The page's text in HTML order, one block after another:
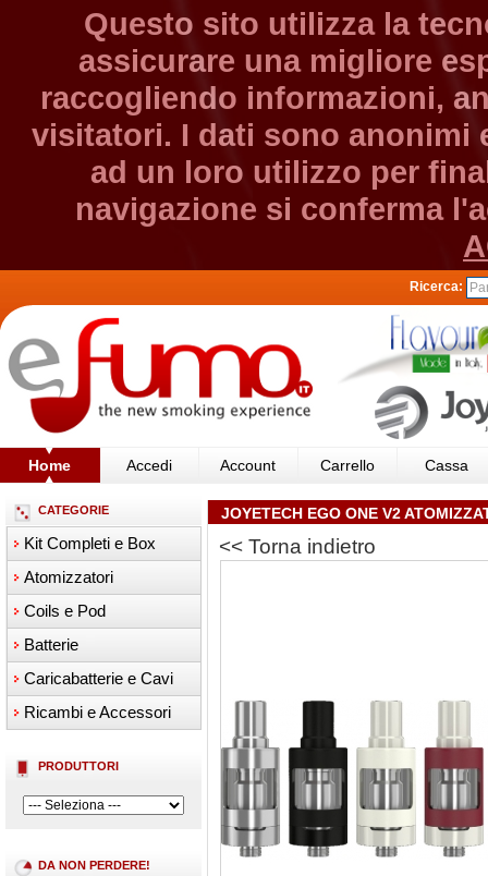
Questo sito utilizza la
assicurare una migliore
raccogliendo informazioni,
visitatori. I dati sono anonimi
ad un loro utilizzo per
navigazione si conferma
Ricerca:
Home Accedi Account Carrello Cassa
CATEGORIE
Kit Completi e Box
Atomizzatori
Coils e Pod
Batterie
Caricabatterie e Cavi
Ricambi e Accessori
PRODUTTORI
DA NON PERDERE!
JOYETECH EGO ONE V2
<< Torna indietro